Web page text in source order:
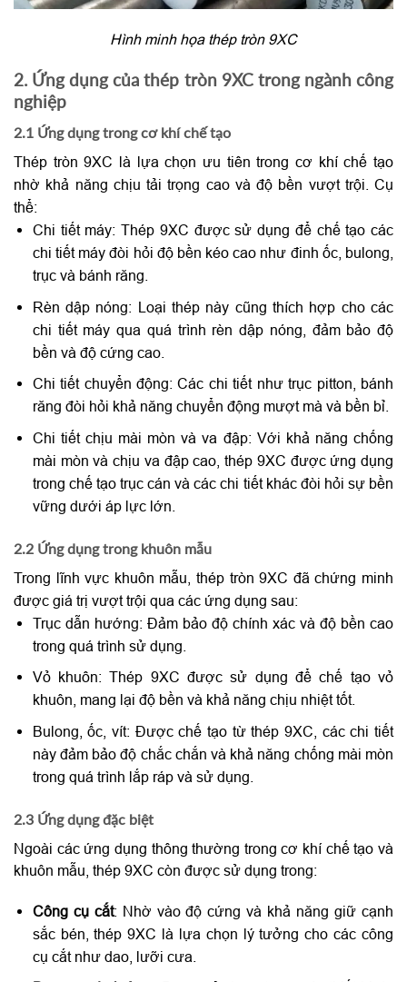
Hình minh họa thép tròn 9XC
2. Ứng dụng của thép tròn 9XC trong ngành công
nghiệp
2.1 Ứng dụng trong cơ khí chế tạo
Thép tròn 9XC là lựa chọn ưu tiên trong cơ khí chế tạo
nhờ khả năng chịu tải trọng cao và độ bền vượt trội. Cụ
thể:
Chi tiết máy: Thép 9XC được sử dụng để chế tạo các
chi tiết máy đòi hỏi độ bền kéo cao như đinh ốc, bulong,
trục và bánh răng.
Rèn dập nóng: Loại thép này cũng thích hợp cho các
chi tiết máy qua quá trình rèn dập nóng, đảm bảo độ
bền và độ cứng cao.
Chi tiết chuyển động: Các chi tiết như trục pitton, bánh
răng đòi hỏi khả năng chuyển động mượt mà và bền bỉ.
Chi tiết chịu mài mòn và va đập: Với khả năng chống
mài mòn và chịu va đập cao, thép 9XC được ứng dụng
trong chế tạo trục cán và các chi tiết khác đòi hỏi sự bền
vững dưới áp lực lớn.
2.2 Ứng dụng trong khuôn mẫu
Trong lĩnh vực khuôn mẫu, thép tròn 9XC đã chứng minh
được giá trị vượt trội qua các ứng dụng sau:
Trục dẫn hướng: Đảm bảo độ chính xác và độ bền cao
trong quá trình sử dụng.
Vỏ khuôn: Thép 9XC được sử dụng để chế tạo vỏ
khuôn, mang lại độ bền và khả năng chịu nhiệt tốt.
Bulong, ốc, vít: Được chế tạo từ thép 9XC, các chi tiết
này đảm bảo độ chắc chắn và khả năng chống mài mòn
trong quá trình lắp ráp và sử dụng.
2.3 Ứng dụng đặc biệt
Ngoài các ứng dụng thông thường trong cơ khí chế tạo và
khuôn mẫu, thép 9XC còn được sử dụng trong:
Công cụ cắt: Nhờ vào độ cứng và khả năng giữ cạnh
sắc bén, thép 9XC là lựa chọn lý tưởng cho các công
cụ cắt như dao, lưỡi cưa.